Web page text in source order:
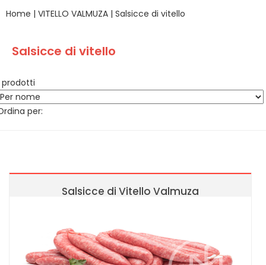
Home | VITELLO VALMUZA | Salsicce di vitello
Salsicce di vitello
prodotti
per:
Salsicce di Vitello Valmuza